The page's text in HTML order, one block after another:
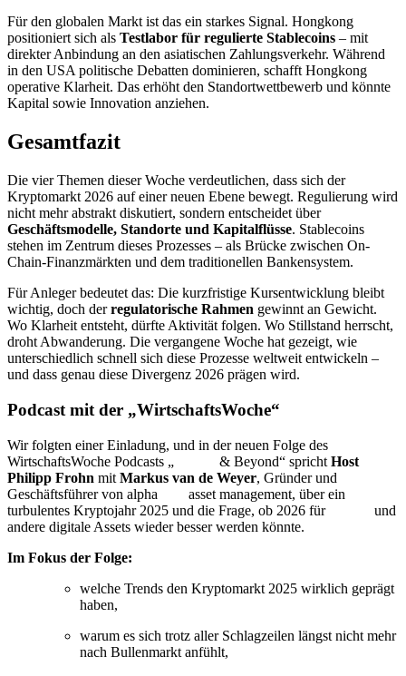
Für den globalen Markt ist das ein starkes Signal. Hongkong
positioniert sich als Testlabor für regulierte Stablecoins – mit
direkter Anbindung an den asiatischen Zahlungsverkehr. Während
in den USA politische Debatten dominieren, schafft Hongkong
operative Klarheit. Das erhöht den Standortwettbewerb und könnte
Kapital sowie Innovation anziehen.
Gesamtfazit
Die vier Themen dieser Woche verdeutlichen, dass sich der
Kryptomarkt 2026 auf einer neuen Ebene bewegt. Regulierung wird
nicht mehr abstrakt diskutiert, sondern entscheidet über
Geschäftsmodelle, Standorte und Kapitalflüsse. Stablecoins
stehen im Zentrum dieses Prozesses – als Brücke zwischen On-
Chain-Finanzmärkten und dem traditionellen Bankensystem.
Für Anleger bedeutet das: Die kurzfristige Kursentwicklung bleibt
wichtig, doch derregulatorische Rahmen gewinnt an Gewicht.
Wo Klarheit entsteht, dürfte Aktivität folgen. Wo Stillstand herrscht,
droht Abwanderung. Die vergangene Woche hat gezeigt, wie
unterschiedlich schnell sich diese Prozesse weltweit entwickeln –
und dass genau diese Divergenz 2026 prägen wird.
Podcast mit der „WirtschaftsWoche“
Wir folgten einer Einladung, und in der neuen Folge des
WirtschaftsWoche Podcasts „
& Beyond“ spricht Host
Philipp Frohn mit Markus van de Weyer, Gründer und
Geschäftsführer von alpha
asset management, über ein
turbulentes Kryptojahr 2025 und die Frage, ob 2026 für
und
andere digitale Assets wieder besser werden könnte.
Im Fokus der Folge:
welche Trends den Kryptomarkt 2025 wirklich geprägt
haben,
warum es sich trotz aller Schlagzeilen längst nicht mehr
nach Bullenmarkt anfühlt,